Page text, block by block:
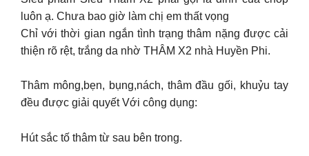
luôn ạ. Chưa bao giờ làm chị em thất vọng
Chỉ với thời gian ngắn tình trạng thâm nặng được cải
thiện rõ rệt, trắng da nhờ THÂM X2 nhà Huyền Phi.
Thâm mông,bẹn, bụng,nách, thâm đầu gối, khuỷu tay
đều được giải quyết Với công dụng:
Hút sắc tố thâm từ sau bên trong.